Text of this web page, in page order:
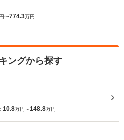
〜774.3万円
ングから探す
10.8万円～148.8万円